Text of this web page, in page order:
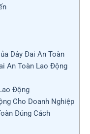
Dây Đai An Toàn
An Toàn Lao Động
Động
Cho Doanh Nghiệp
Đúng Cách